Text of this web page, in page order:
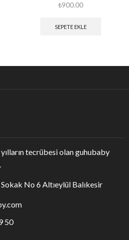
₺900.00
SEPETE EKLE
tecrübesi olan guhubaby
No 6 Altıeylül Balıkesir
50